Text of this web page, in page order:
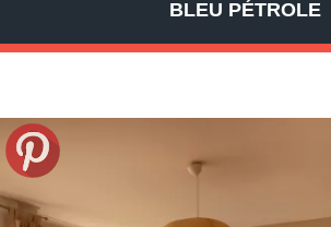
BLEU PÉTROLE